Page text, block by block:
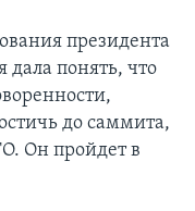
президента
понять, что
до саммита,
Он пройдет в